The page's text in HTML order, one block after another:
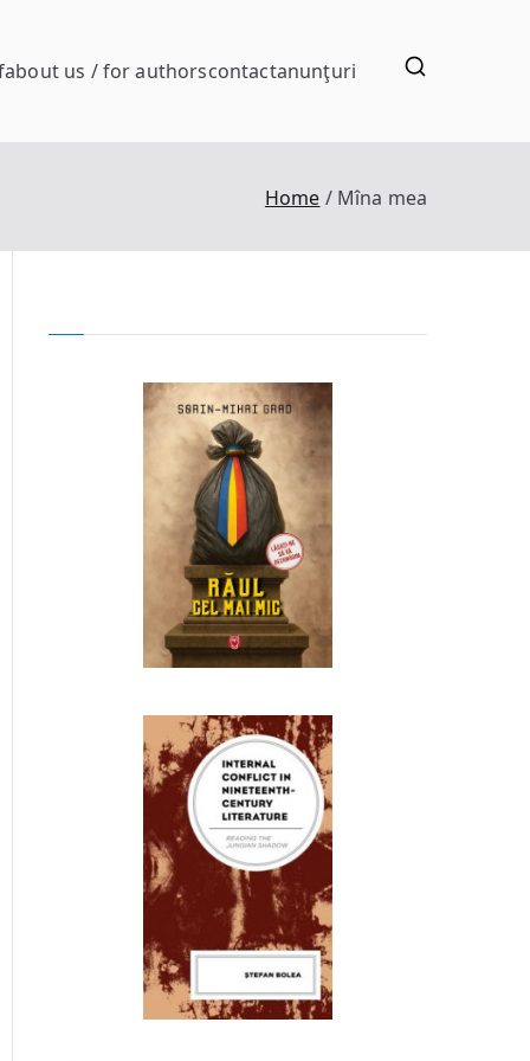
about us / for authorscontactanunţuri
Home Mîna mea